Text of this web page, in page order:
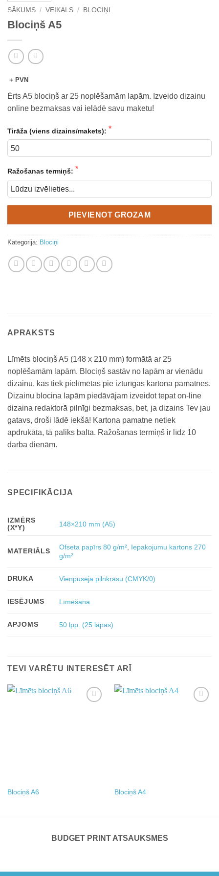
SĀKUMS / VEIKALS / BLOCIŅI
Blociņš A5
+ PVN
Ērts A5 blociņš ar 25 noplēšamām lapām. Izveido dizainu
online bezmaksas vai ielādē savu maketu!
Tirāža (viens dizains/makets):
Ražošanas termiņš:
PIEVIENOT GROZAM
Kategorija: Blociņi
APRAKSTS
Līmēts blociņš A5 (148 x 210 mm) formātā ar 25
noplēšamām lapām. Blociņš sastāv no lapām ar vienādu
dizainu, kas tiek pielīmētas pie izturīgas kartona pamatnes.
Dizainu blociņa lapām piedāvājam izveidot tepat on-line
dizaina redaktorā pilnīgi bezmaksas, bet, ja dizains Tev jau
gatavs, droši lādē iekšā! Kartona pamatne netiek
apdrukāta, tā paliks balta. Ražošanas termiņš ir līdz 10
darba dienām.
SPECIFIKĀCIJA
IZMĒRS
(X*Y)
148×210 mm (A5)
MATERIĀLS Ofseta papīrs 80 g/m² Iepakojumu kartons 270
g/m²
DRUKA Vienpusēja pilnkrāsu (CMYK/0)
IESĒJUMS Līmēšana
APJOMS 50 lpp. (25 lapas)
TEVI VARĒTU INTERESĒT ARĪ
Blociņš A6 Blociņš A4
BUDGET PRINT ATSAUKSMES